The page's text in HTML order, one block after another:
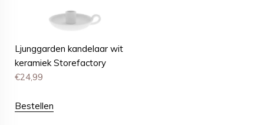
Ljunggarden kandelaar wit
keramiek Storefactory
€24,99
Bestellen